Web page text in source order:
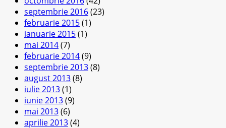
septembrie 2016(23)
februarie 2015(1)
ianuarie 2015(1)
mai 2014(7)
februarie 2014(9)
septembrie 2013(8)
august 2013(8)
iulie 2013(1)
iunie 2013(9)
mai 2013(6)
aprilie 2013(4)